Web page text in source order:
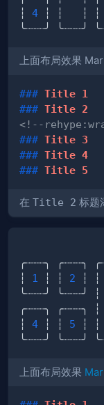
┆ 4 ┆ ┆   ┆ ┆
上面布局效果
### Title 1
### Title 2
<!--
### Title 3
### Title 4
### Title 5
在 Title 2 标题
┆ 1 ┆ ┆ 2 ┆ ┆
┆ 4 ┆ ┆ 5
上面布局效果